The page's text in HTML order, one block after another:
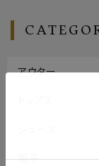
アウター
帽子